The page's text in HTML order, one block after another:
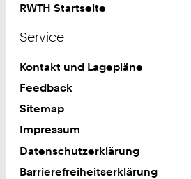
RWTH Startseite
Service
Kontakt und Lagepläne
Feedback
Sitemap
Impressum
Datenschutzerklärung
Barrierefreiheitserklärung